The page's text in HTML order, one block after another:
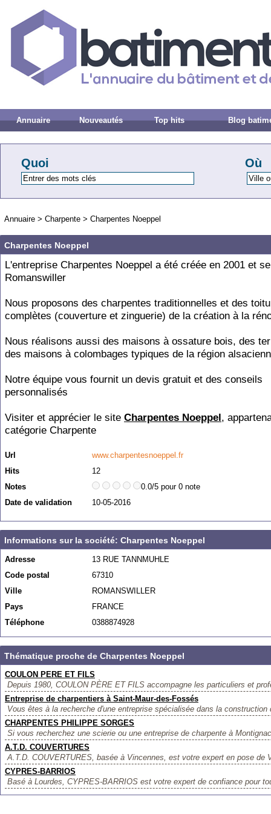
Annuaire Nouveautés Top hits Blog
Quoi Où
Annuaire > Charpente > Charpentes Noeppel
Charpentes Noeppel
L'entreprise Charpentes Noeppel a été créée en 2001 et
Romanswiller
Nous proposons des charpentes traditionnelles et des
complètes (couverture et zinguerie) de la création à la
Nous réalisons aussi des maisons à ossature bois, des
des maisons à colombages typiques de la région
Notre équipe vous fournit un devis gratuit et des conseils
personnalisés
Visiter et apprécier le site Charpentes Noeppel,
catégorie Charpente
Url
www.charpentesnoeppel.fr
Hits
12
Notes
0.0/5 pour 0 note
Date de validation
10-05-2016
Informations sur la société: Charpentes Noeppel
Adresse
13 RUE TANNMUHLE
Code postal
67310
Ville
ROMANSWILLER
Pays
FRANCE
Téléphone
0388874928
Thématique proche de Charpentes Noeppel
COULON PERE ET FILS
Depuis 1980, COULON PÈRE ET FILS accompagne les particuliers et
Entreprise de charpentiers à Saint-Maur-des-Fossés
Vous êtes à la recherche d'une entreprise spécialisée dans la construction
CHARPENTES PHILIPPE SORGES
Si vous recherchez une scierie ou une entreprise de charpente à
A.T.D. COUVERTURES
A.T.D. COUVERTURES, basée à Vincennes, est votre expert en pose de
CYPRES-BARRIOS
Basé à Lourdes, CYPRES-BARRIOS est votre expert de confiance pour